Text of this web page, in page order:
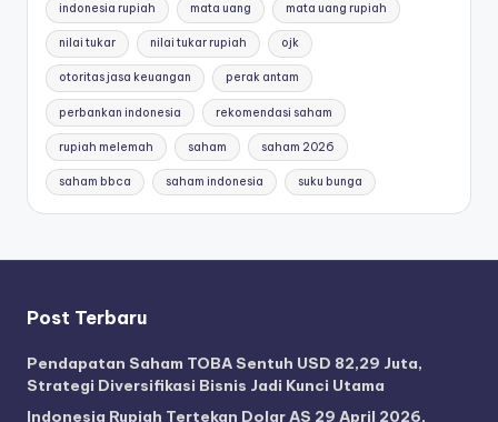
indonesia rupiah mata uang mata uang rupiah
nilai tukar nilai tukar rupiah ojk
otoritas jasa keuangan perak antam
perbankan indonesia rekomendasi saham
rupiah melemah saham saham 2026
saham bbca saham indonesia suku bunga
Post Terbaru
Pendapatan Saham TOBA Sentuh USD 82,29 Juta,
Strategi Diversifikasi Bisnis Jadi Kunci Utama
Indonesia Rupiah Tertekan Dolar AS 29 April 2026,